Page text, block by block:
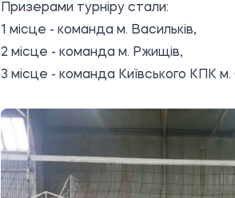
Призерами турніру стали:
1 місце - команда м. Васильків,
2 місце - команда м. Ржищів,
3 місце - команда Київського КПК м.